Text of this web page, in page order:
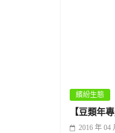
繽紛生態
【豆類年
2016 年 04